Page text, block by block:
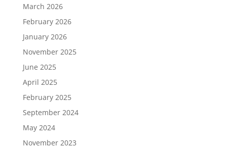
March 2026
February 2026
January 2026
November 2025
June 2025
April 2025
February 2025
September 2024
May 2024
November 2023